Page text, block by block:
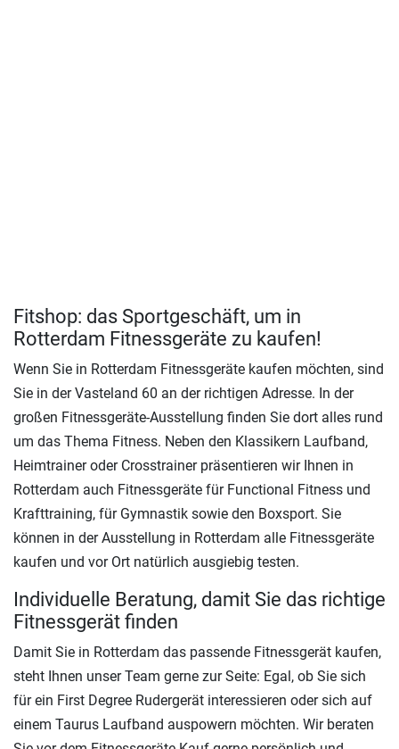
Fitshop: das Sportgeschäft, um in
Rotterdam Fitnessgeräte zu kaufen!
Wenn Sie in Rotterdam Fitnessgeräte kaufen möchten, sind
Sie in der Vasteland 60 an der richtigen Adresse. In der
großen Fitnessgeräte-Ausstellung finden Sie dort alles rund
um das Thema Fitness. Neben den Klassikern Laufband,
Heimtrainer oder Crosstrainer präsentieren wir Ihnen in
Rotterdam auch Fitnessgeräte für Functional Fitness und
Krafttraining, für Gymnastik sowie den Boxsport. Sie
können in der Ausstellung in Rotterdam alle Fitnessgeräte
kaufen und vor Ort natürlich ausgiebig testen.
Individuelle Beratung, damit Sie das richtige
Fitnessgerät finden
Damit Sie in Rotterdam das passende Fitnessgerät kaufen,
steht Ihnen unser Team gerne zur Seite: Egal, ob Sie sich
für ein First Degree Rudergerät interessieren oder sich auf
einem Taurus Laufband auspowern möchten. Wir beraten